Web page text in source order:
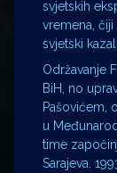
svjetskih
vremena,
svjetski
Održavanje
BiH, no
Pašovićem,
u
time
Sarajeva.